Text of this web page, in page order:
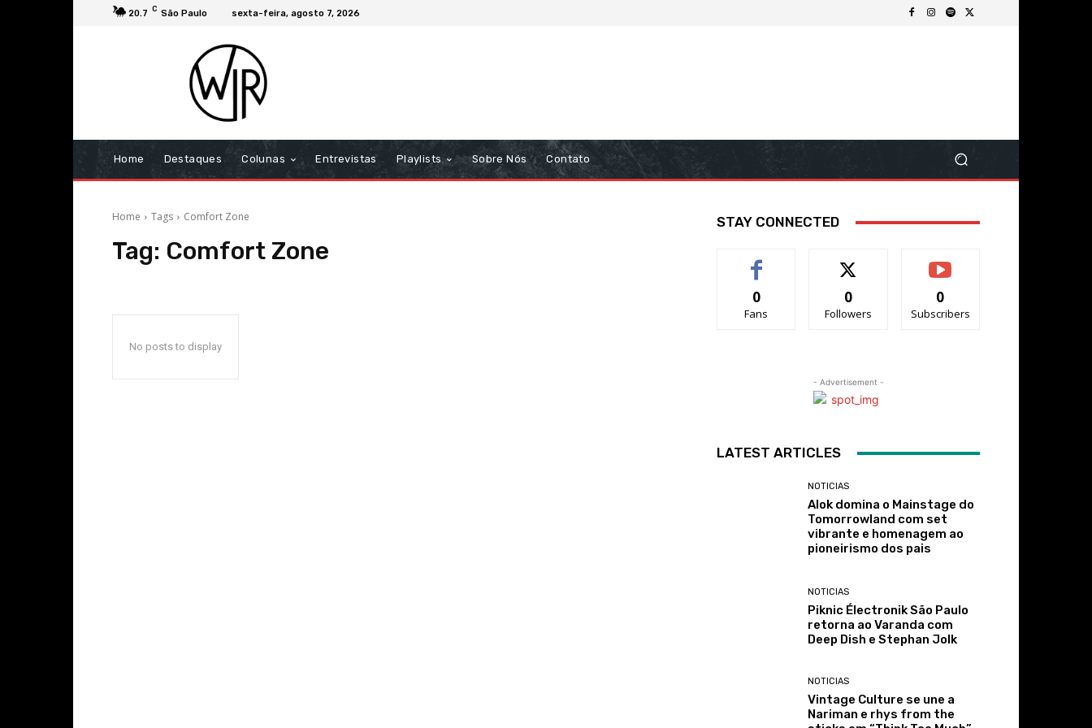
20.7 C São Paulo sexta-feira, agosto 7, 2026
Home Destaques Colunas Entrevistas Playlists Sobre Nós Contato
Home Tags Comfort Zone
Tag: Comfort Zone
No posts to display
STAY CONNECTED
0
Fans
0
Followers
0
Subscribers
- Advertisement -
LATEST ARTICLES
NOTICIAS
Alok domina o Mainstage do
Tomorrowland com set
vibrante e homenagem ao
pioneirismo dos pais
NOTICIAS
Piknic Électronik São Paulo
retorna ao Varanda com
Deep Dish e Stephan Jolk
NOTICIAS
Vintage Culture se une a
Nariman e rhys from the